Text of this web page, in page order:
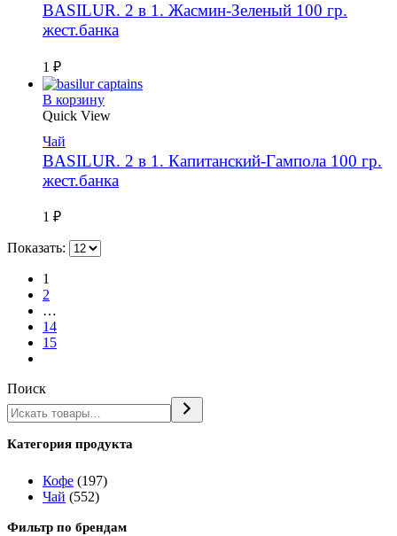
BASILUR. 2 в 1. Жасмин-Зеленый 100 гр.
жест.банка
1 ₽
В корзину
Quick View
Чай
BASILUR. 2 в 1. Капитанский-Гампола 100 гр.
жест.банка
1 ₽
Показать:
1
2
…
14
15
Поиск
Категория продукта
Кофе (197)
Чай (552)
Фильтр по брендам